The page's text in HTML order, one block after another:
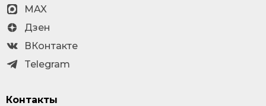
MAX
Дзен
ВКонтакте
Telegram
Контакты